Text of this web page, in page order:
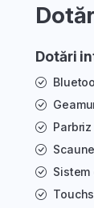
Dotări